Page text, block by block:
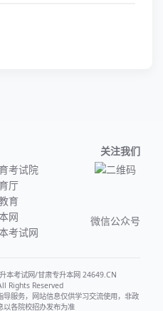
考试院
厅
育
网
考试网
关注我们
微信公众号
本考试网/甘肃专升本网 24649.CN
Rights Reserved
服务，网站信息仅供学习交流使用，非政
以各院校招办发布为准